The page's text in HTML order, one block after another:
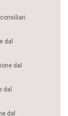
dal
dal
dal
dal